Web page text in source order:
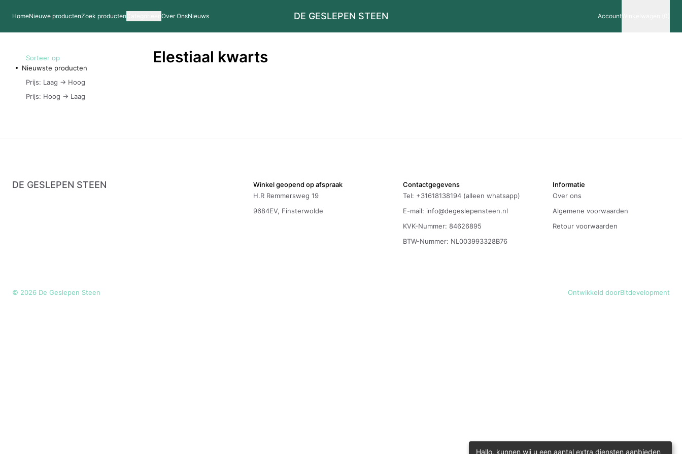
HomeNieuwe productenZoek producten Over OnsNieuws DE GESLEPEN STEEN Account
Sorteer op
Nieuwste producten
Prijs: Laag -> Hoog
Prijs: Hoog -> Laag
Elestiaal kwarts
DE GESLEPEN STEEN
Winkel geopend op afspraak
H.R Remmersweg 19
9684EV, Finsterwolde
Contactgegevens
Tel: +31618138194 (alleen whatsapp)
E-mail: info@degeslepensteen.nl
KVK-Nummer: 84626895
BTW-Nummer: NL003993328B76
Informatie
Over ons
Algemene voorwaarden
Retour voorwaarden
© 2026 De Geslepen Steen Ontwikkeld doorBitdevelopment
Hallo, kunnen wij u een aantal extra diensten aanbieden